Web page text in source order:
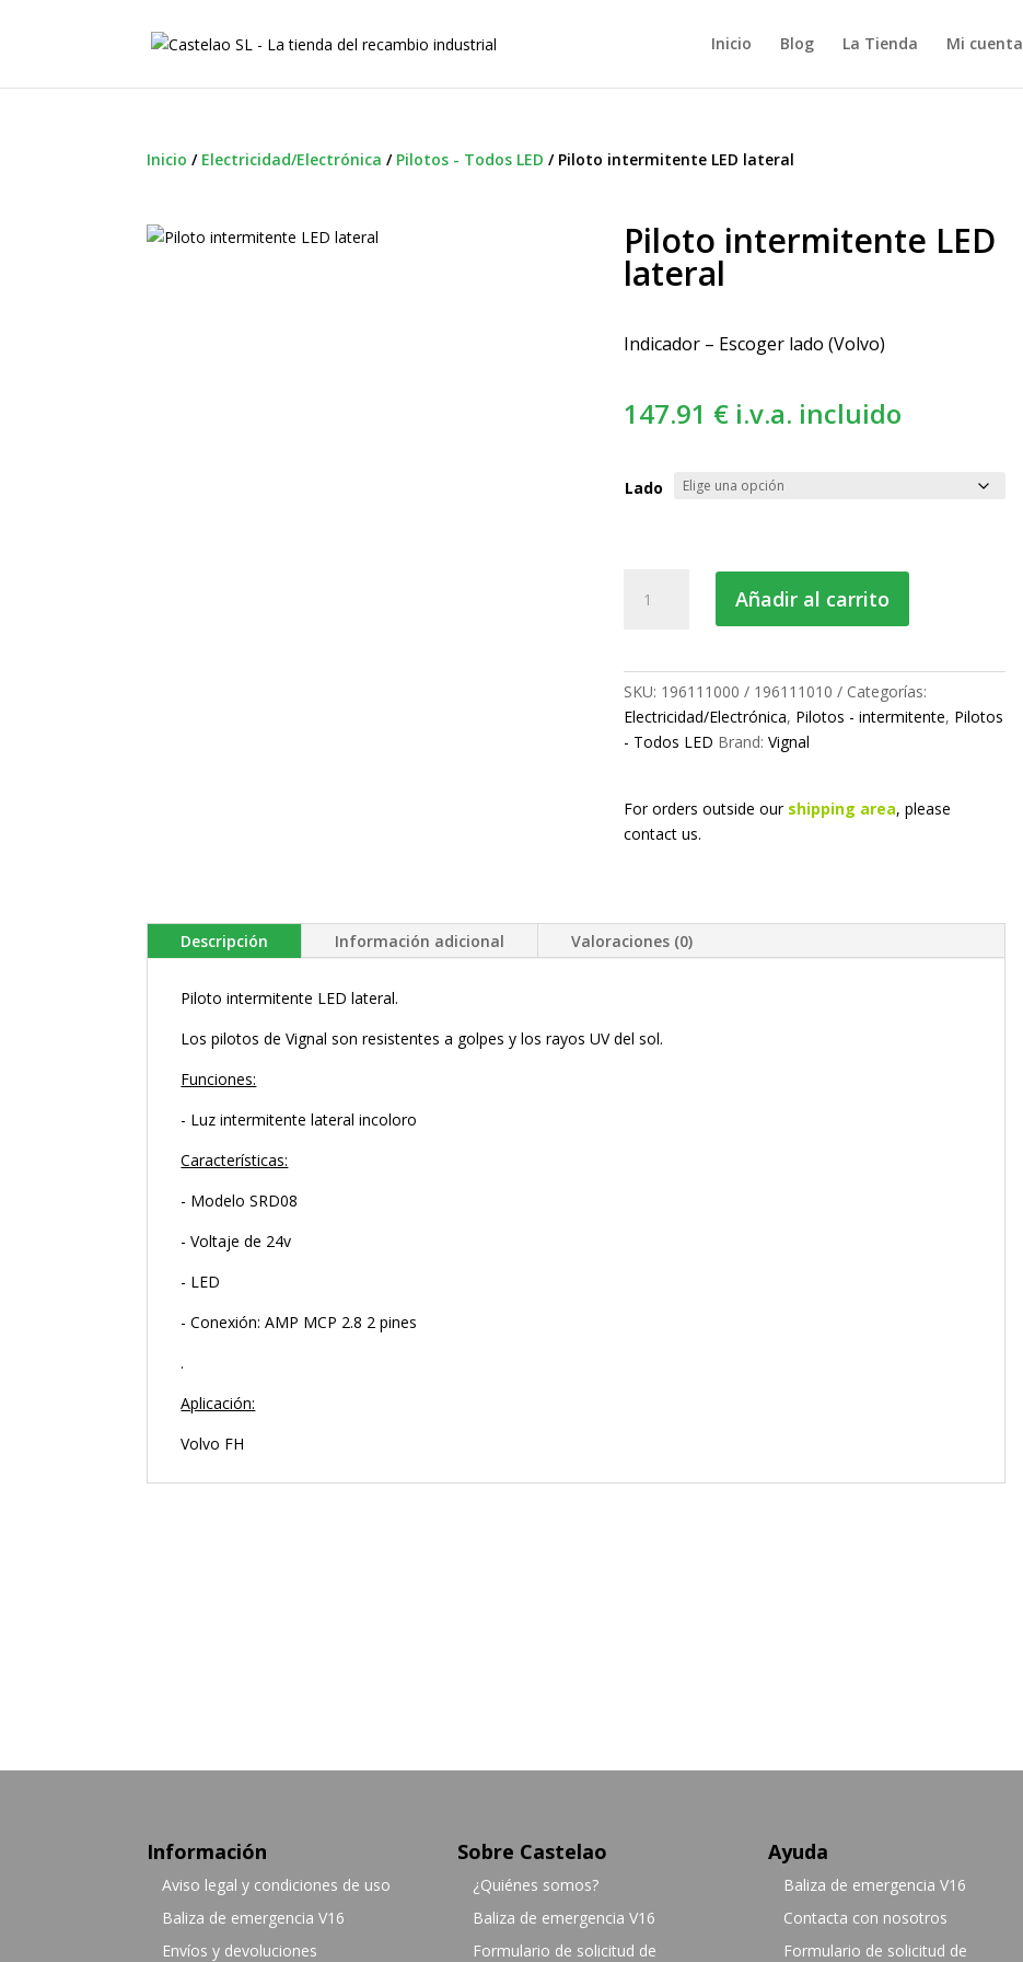
Inicio Blog La Tienda Mi cuenta
Inicio / Electricidad/Electrónica / Pilotos - Todos LED / Piloto intermitente LED lateral
Piloto intermitente LED
lateral
Indicador – Escoger lado (Volvo)
147.91 € i.v.a. incluido
Lado
intermitente
Añadir al carrito
SKU: 196111000 / 196111010
Categorías:
Electricidad/Electrónica, Pilotos - intermitente, Pilotos
- Todos LED Brand: Vignal
For orders outside our shipping area, please
contact us.
Descripción Información adicional Valoraciones (0)
Piloto intermitente LED lateral.
Los pilotos de Vignal son resistentes a golpes y los rayos UV del sol.
Funciones:
- Luz intermitente lateral incoloro
Características:
- Modelo SRD08
- Voltaje de 24v
- LED
- Conexión: AMP MCP 2.8 2 pines
.
Aplicación:
Volvo FH
Información
Aviso legal y condiciones de uso
Baliza de emergencia V16
Envíos y devoluciones
Sobre Castelao
¿Quiénes somos?
Baliza de emergencia V16
Formulario de solicitud de
Ayuda
Baliza de emergencia V16
Contacta con nosotros
Formulario de solicitud de